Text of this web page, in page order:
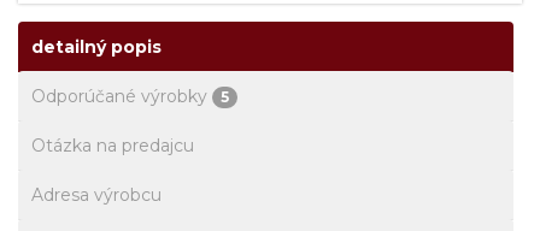
detailný popis
Odporúčané výrobky 5
Otázka na predajcu
Adresa výrobcu